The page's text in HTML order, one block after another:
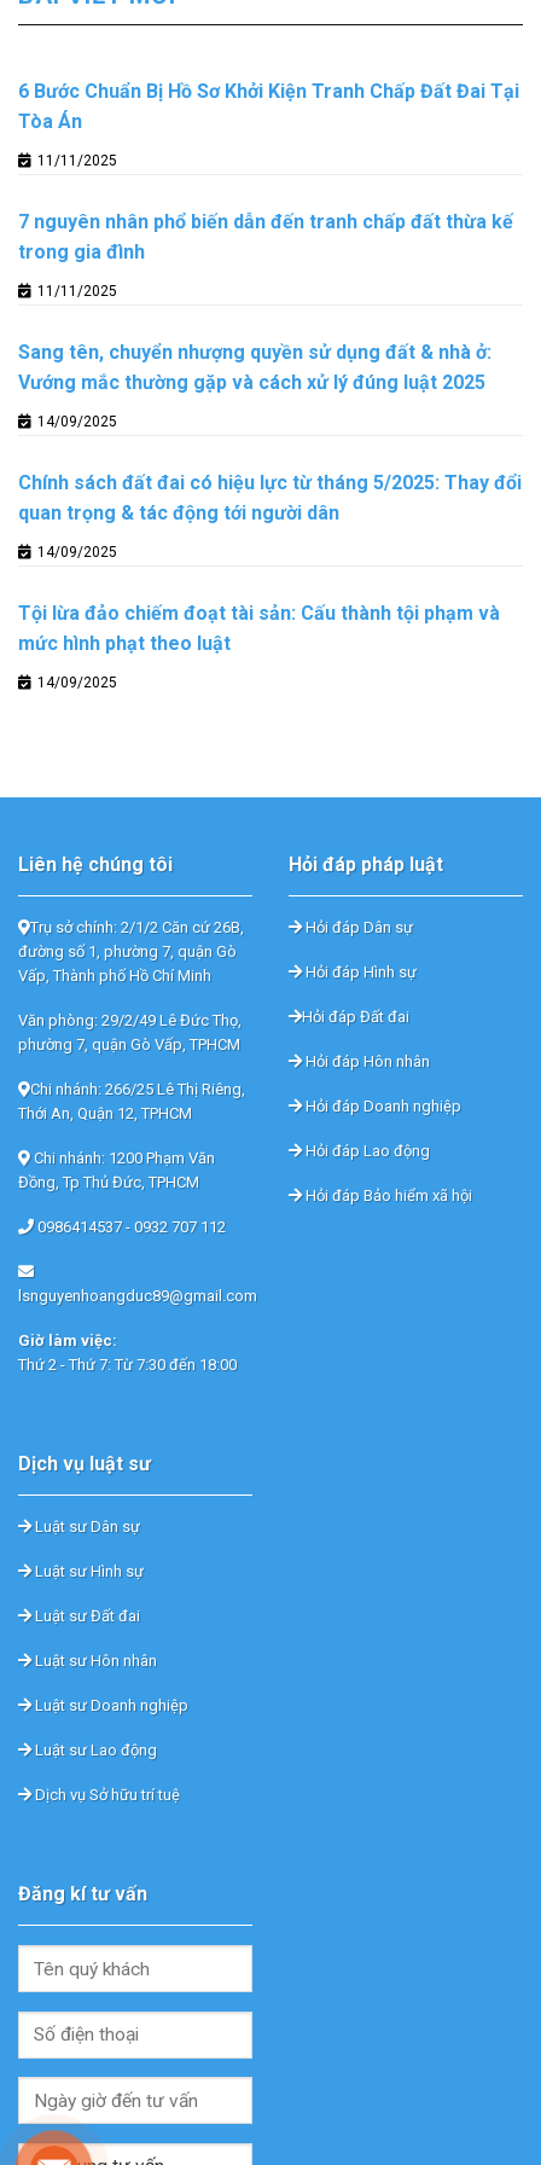
6 Bước Chuẩn Bị Hồ Sơ Khởi Kiện Tranh Chấp Đất Đai Tại
Tòa Án
11/11/2025
7 nguyên nhân phổ biến dẫn đến tranh chấp đất thừa kế
trong gia đình
11/11/2025
Sang tên, chuyển nhượng quyền sử dụng đất & nhà ở:
Vướng mắc thường gặp và cách xử lý đúng luật 2025
14/09/2025
Chính sách đất đai có hiệu lực từ tháng 5/2025: Thay đổi
quan trọng & tác động tới người dân
14/09/2025
Tội lừa đảo chiếm đoạt tài sản: Cấu thành tội phạm và
mức hình phạt theo luật
14/09/2025
Liên hệ chúng tôi
Trụ sở chính: 2/1/2 Căn cứ 26B,
đường số 1, phường 7, quận Gò
Vấp, Thành phố Hồ Chí Minh
Văn phòng: 29/2/49 Lê Đức Thọ,
phường 7, quận Gò Vấp, TPHCM
Chi nhánh: 266/25 Lê Thị Riêng,
Thới An, Quận 12, TPHCM
Chi nhánh: 1200 Phạm Văn
Đồng, Tp Thủ Đức, TPHCM
0986414537 - 0932 707 112
lsnguyenhoangduc89@gmail.com
Giờ làm việc:
Thứ 2 - Thứ 7: Từ 7:30 đến 18:00
Dịch vụ luật sư
Luật sư Dân sự
Luật sư Hình sự
Luật sư Đất đai
Luật sư Hôn nhân
Luật sư Doanh nghiệp
Luật sư Lao động
Dịch vụ Sở hữu trí tuệ
Hỏi đáp pháp luật
Hỏi đáp Dân sự
Hỏi đáp Hình sự
Hỏi đáp Đất đai
Hỏi đáp Hôn nhân
Hỏi đáp Doanh nghiệp
Hỏi đáp Lao động
Hỏi đáp Bảo hiểm xã hội
Đăng kí tư vấn